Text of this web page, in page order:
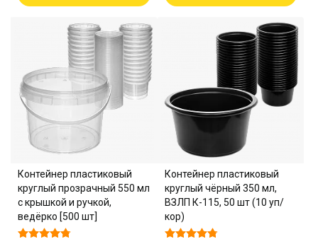
Контейнер пластиковый
круглый прозрачный 550 мл
с крышкой и ручкой,
ведёрко [500 шт]
Контейнер пластиковый
круглый чёрный 350 мл,
ВЗЛП К-115, 50 шт (10 уп/
кор)